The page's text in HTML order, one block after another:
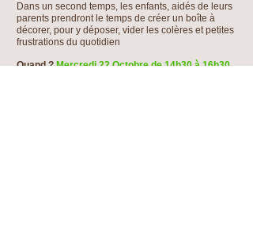
Dans un second temps, les enfants, aidés de leurs
parents prendront le temps de créer un boîte à
décorer, pour y déposer, vider les colères et petites
frustrations du quotidien
Quand ?Mercredi 22 Octobre de 14h30 à 16h30